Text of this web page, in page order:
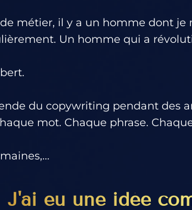
de métier, il y a un homme dont
Un homme qui a
du copywriting pendant des
mot. Chaque phrase.
J'ai eu une idée